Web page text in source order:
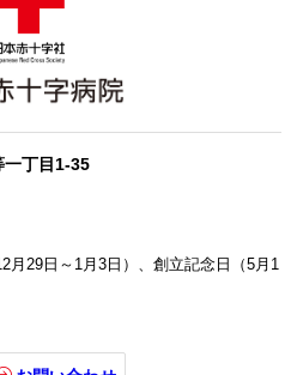
一丁目1-35
29日～1月3日）、創立記念日（5月1